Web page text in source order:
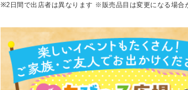
※2日間で出店者は異なります ※販売品目は変更になる場合